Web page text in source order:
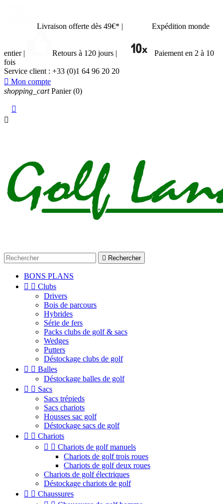
Livraison offerte dès 49€* | Expédition monde
entier | Retours à 120 jours |
Paiement en 2 à 10
fois
Service client : +33 (0)1 64 96 20 20
 Mon compte
shopping_cart Panier (0)


 Rechercher
BONS PLANS
  Clubs
Drivers
Bois de parcours
Hybrides
Série de fers
Packs clubs de golf & sacs
Wedges
Putters
Déstockage clubs de golf
  Balles
Déstockage balles de golf
  Sacs
Sacs trépieds
Sacs chariots
Housses sac golf
Déstockage sacs de golf
  Chariots
  Chariots de golf manuels
Chariots de golf trois roues
Chariots de golf deux roues
Chariots de golf électriques
Déstockage chariots de golf
  Chaussures